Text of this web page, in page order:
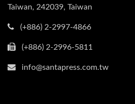
Taiwan, 242039, Taiwan
(+886) 2-2997-4866
(+886) 2-2996-5811
info@santapress.com.tw